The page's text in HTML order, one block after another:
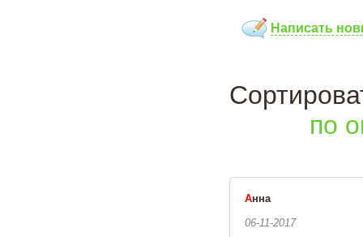
Написать
по
Анна
06-11-2017